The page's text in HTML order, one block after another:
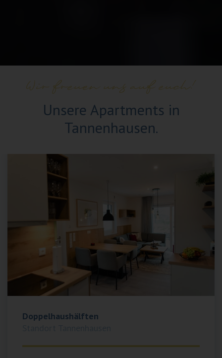
Wir freuen uns auf euch!
Unsere Apartments in
Tannenhausen.
Doppelhaushälften